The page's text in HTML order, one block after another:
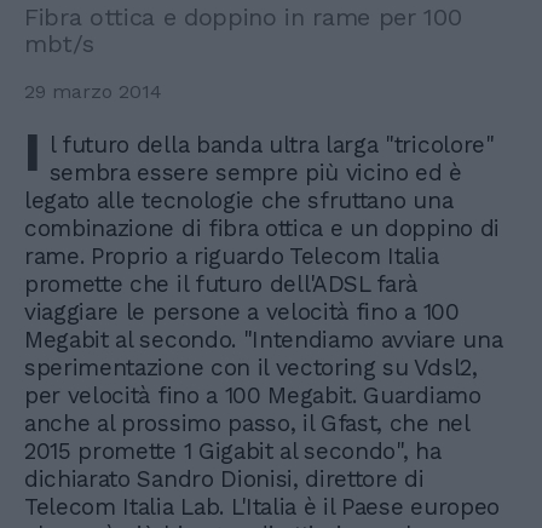
Fibra ottica e doppino in rame per 100
mbt/s
29 marzo 2014
I l futuro della banda ultra larga "tricolore"
sembra essere sempre più vicino ed è
legato alle tecnologie che sfruttano una
combinazione di fibra ottica e un doppino di
rame. Proprio a riguardo Telecom Italia
promette che il futuro dell'ADSL farà
viaggiare le persone a velocità fino a 100
Megabit al secondo. "Intendiamo avviare una
sperimentazione con il vectoring su Vdsl2,
per velocità fino a 100 Megabit. Guardiamo
anche al prossimo passo, il Gfast, che nel
2015 promette 1 Gigabit al secondo", ha
dichiarato Sandro Dionisi, direttore di
Telecom Italia Lab. L'Italia è il Paese europeo